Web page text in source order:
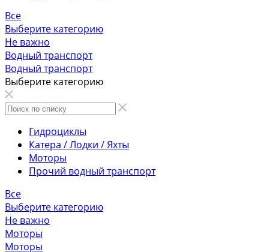
Все
Выберите категорию
Не важно
Водный транспорт
Водный транспорт
Выберите категорию
Гидроциклы
Катера / Лодки / Яхты
Моторы
Прочий водный транспорт
Все
Выберите категорию
Не важно
Моторы
Моторы